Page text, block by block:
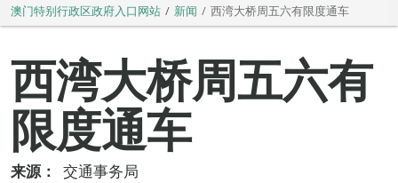
澳门特别行政区政府入口网站 新闻 西湾大桥周五六有限度通车
西湾大桥周五六有
限度通车
来源：
交通事务局